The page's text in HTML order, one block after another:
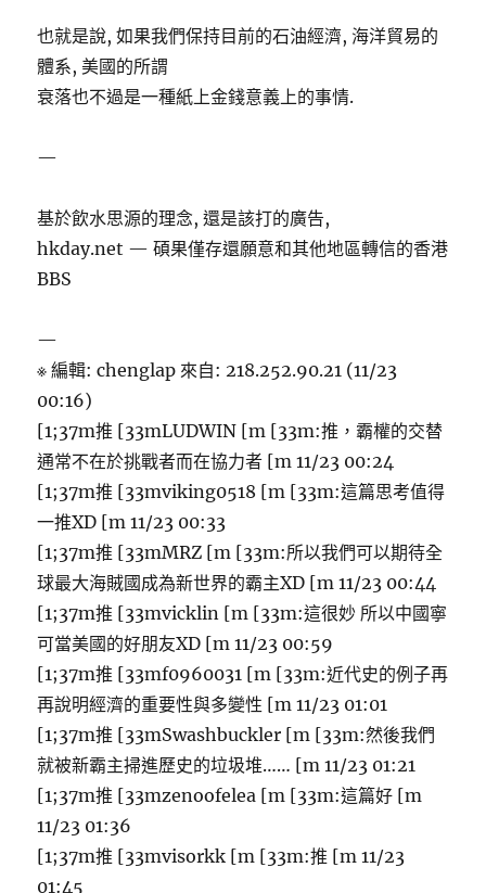
也就是說, 如果我們保持目前的石油經濟, 海洋貿易的
體系, 美國的所謂
衰落也不過是一種紙上金錢意義上的事情.
—
基於飲水思源的理念, 還是該打的廣告,
hkday.net — 碩果僅存還願意和其他地區轉信的香港
BBS
—
※ 編輯: chenglap 來自: 218.252.90.21 (11/23
00:16)
[1;37m推 [33mLUDWIN [m [33m:推，霸權的交替
通常不在於挑戰者而在協力者 [m 11/23 00:24
[1;37m推 [33mviking0518 [m [33m:這篇思考值得
一推XD [m 11/23 00:33
[1;37m推 [33mMRZ [m [33m:所以我們可以期待全
球最大海賊國成為新世界的霸主XD [m 11/23 00:44
[1;37m推 [33mvicklin [m [33m:這很妙 所以中國寧
可當美國的好朋友XD [m 11/23 00:59
[1;37m推 [33mf0960031 [m [33m:近代史的例子再
再說明經濟的重要性與多變性 [m 11/23 01:01
[1;37m推 [33mSwashbuckler [m [33m:然後我們
就被新霸主掃進歷史的垃圾堆…… [m 11/23 01:21
[1;37m推 [33mzenoofelea [m [33m:這篇好 [m
11/23 01:36
[1;37m推 [33mvisorkk [m [33m:推 [m 11/23
01:45